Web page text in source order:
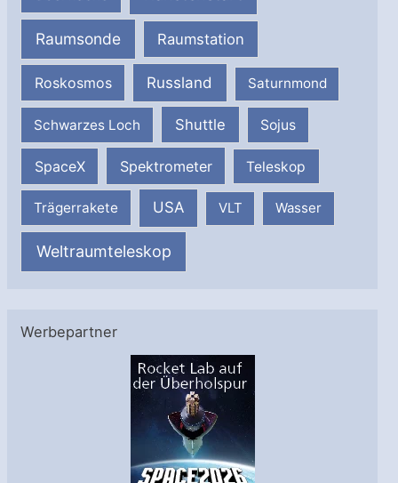
Raumsonde Raumstation
Roskosmos Russland Saturnmond
Schwarzes Loch Shuttle Sojus
SpaceX Spektrometer Teleskop
Trägerrakete USA VLT Wasser
Weltraumteleskop
Werbepartner